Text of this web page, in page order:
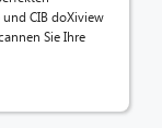
CIB doXiview
Sie Ihre